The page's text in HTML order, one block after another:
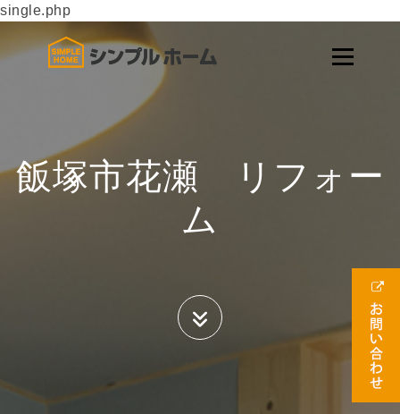
single.php
飯塚市花瀬 リフォー
ム